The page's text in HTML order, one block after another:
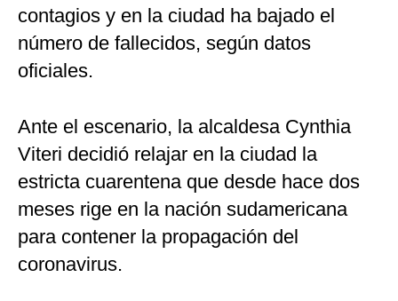
contagios y en la ciudad ha bajado el
número de fallecidos, según datos
oficiales.
Ante el escenario, la alcaldesa Cynthia
Viteri decidió relajar en la ciudad la
estricta cuarentena que desde hace dos
meses rige en la nación sudamericana
para contener la propagación del
coronavirus.